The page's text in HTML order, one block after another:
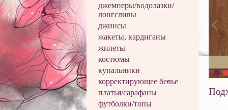
джемперы/водолазки/
лонгсливы
джинсы
жакеты, кардиганы
жилеты
костюмы
купальники
корректирующее белье
платья/сарафаны
футболки/топы